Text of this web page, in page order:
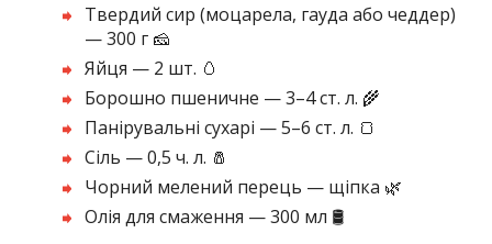
Твердий сир (моцарела, гауда або чеддер)
— 300 г 🧀
Яйця — 2 шт. 🥚
Борошно пшеничне — 3–4 ст. л. 🌾
Панірувальні сухарі — 5–6 ст. л. 🍞
Сіль — 0,5 ч. л. 🧂
Чорний мелений перець — щіпка 🌿
Олія для смаження — 300 мл 🛢️